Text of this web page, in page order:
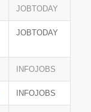
JOBTODAY
JOBTODAY
INFOJOBS
INFOJOBS